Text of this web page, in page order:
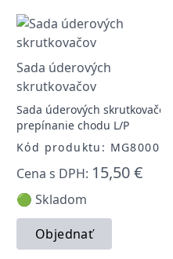
Sada úderových
skrutkovačov
Sada úderových skrutkovačov,
prepínanie chodu L/P
Kód produktu: MG80005
Cena s DPH: 15,50 €
🟢 Skladom
Objednať